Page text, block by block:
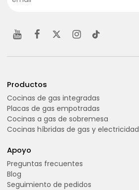
Productos
Cocinas de gas integradas
Placas de gas empotradas
Cocinas a gas de sobremesa
Cocinas híbridas de gas y electricidad
Apoyo
Preguntas frecuentes
Blog
Seguimiento de pedidos